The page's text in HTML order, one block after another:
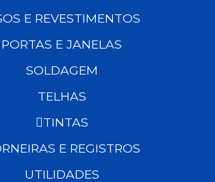
E REVESTIMENTOS
PORTAS E JANELAS
SOLDAGEM
TELHAS
TINTAS
E REGISTROS
UTILIDADES